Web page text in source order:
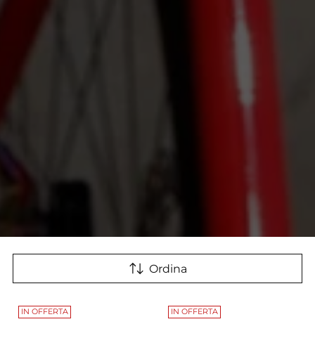
Ordina
IN OFFERTA IN OFFERTA